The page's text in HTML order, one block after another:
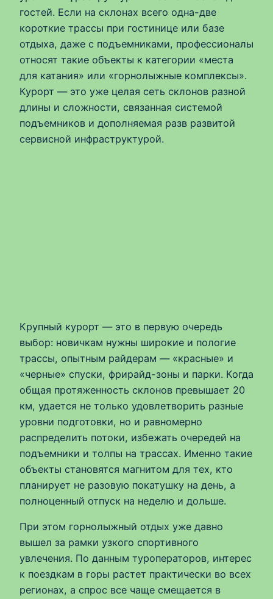
гостей. Если на склонах всего одна-две
короткие трассы при гостинице или базе
отдыха, даже с подъемниками, профессионалы
относят такие объекты к категории «места
для катания» или «горнолыжные комплексы».
Курорт — это уже целая сеть склонов разной
длины и сложности, связанная системой
подъемников и дополняемая разв развитой
сервисной инфраструктурой.
Крупный курорт — это в первую очередь
выбор: новичкам нужны широкие и пологие
трассы, опытным райдерам — «красные» и
«черные» спуски, фрирайд-зоны и парки. Когда
общая протяженность склонов превышает 20
км, удается не только удовлетворить разные
уровни подготовки, но и равномерно
распределить потоки, избежать очередей на
подъемники и толпы на трассах. Именно такие
объекты становятся магнитом для тех, кто
планирует не разовую покатушку на день, а
полноценный отпуск на неделю и дольше.
При этом горнолыжный отдых уже давно
вышел за рамки узкого спортивного
увлечения. По данным туроператоров, интерес
к поездкам в горы растет практически во всех
регионах, а спрос все чаще смещается в